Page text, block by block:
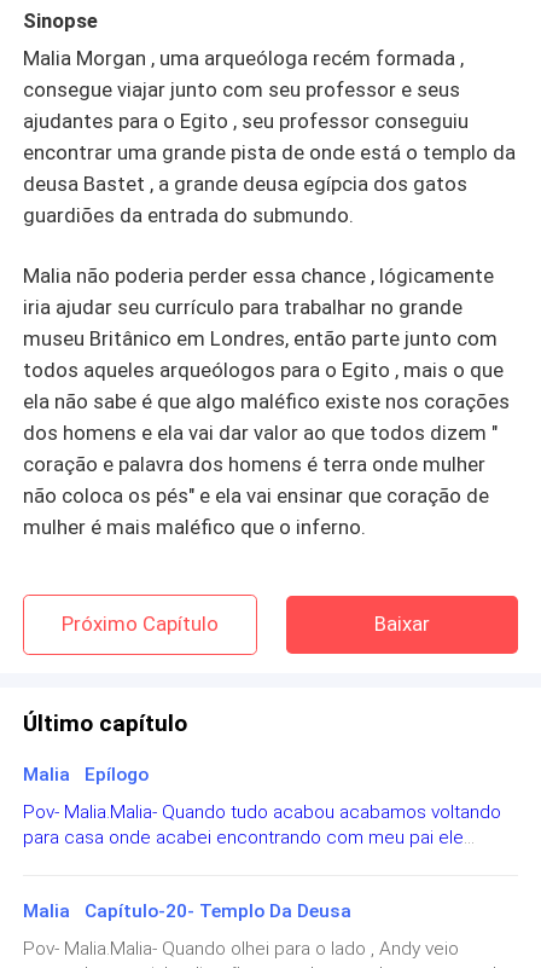
Sinopse
Malia Morgan , uma arqueóloga recém formada ,
consegue viajar junto com seu professor e seus
ajudantes para o Egito , seu professor conseguiu
encontrar uma grande pista de onde está o templo da
deusa Bastet , a grande deusa egípcia dos gatos
guardiões da entrada do submundo.
Malia não poderia perder essa chance , lógicamente
iria ajudar seu currículo para trabalhar no grande
museu Britânico em Londres, então parte junto com
todos aqueles arqueólogos para o Egito , mais o que
ela não sabe é que algo maléfico existe nos corações
dos homens e ela vai dar valor ao que todos dizem "
coração e palavra dos homens é terra onde mulher
não coloca os pés" e ela vai ensinar que coração de
mulher é mais maléfico que o inferno.
Próximo Capítulo Baixar
Último capítulo
Malia Epílogo
Pov- Malia.Malia- Quando tudo acabou acabamos voltando
para casa onde acabei encontrando com meu pai ele
que ele estava feliz e namorando outra mulher mas a única
coisa que eu quero é a felicidade do meu pai.Eu ainda
Malia Capítulo-20- Templo Da Deusa
Pov- Malia.Malia- Quando olhei para o lado , Andy veio